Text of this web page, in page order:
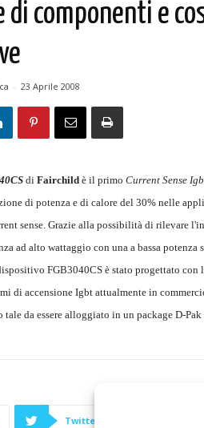
di componenti e
- 23 Aprile 2008
di Fairchild è il primo Current Sense
di potenza e di calore del 30% nelle
sense. Grazie alla possibilità di rilevare
ad alto wattaggio con una a bassa
FGB3040CS è stato progettato
di accensione Igbt attualmente in
da essere alloggiato in un package D-
Twitter